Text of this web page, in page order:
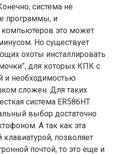
система не
программы, и
это может
Но существует
охоты инсталлировать
для которых КПК с
и необходимостью
сложен. Для таких
система ER586HT
выбор достаточно
А так как эта
позволяет
почтой, то это еще и